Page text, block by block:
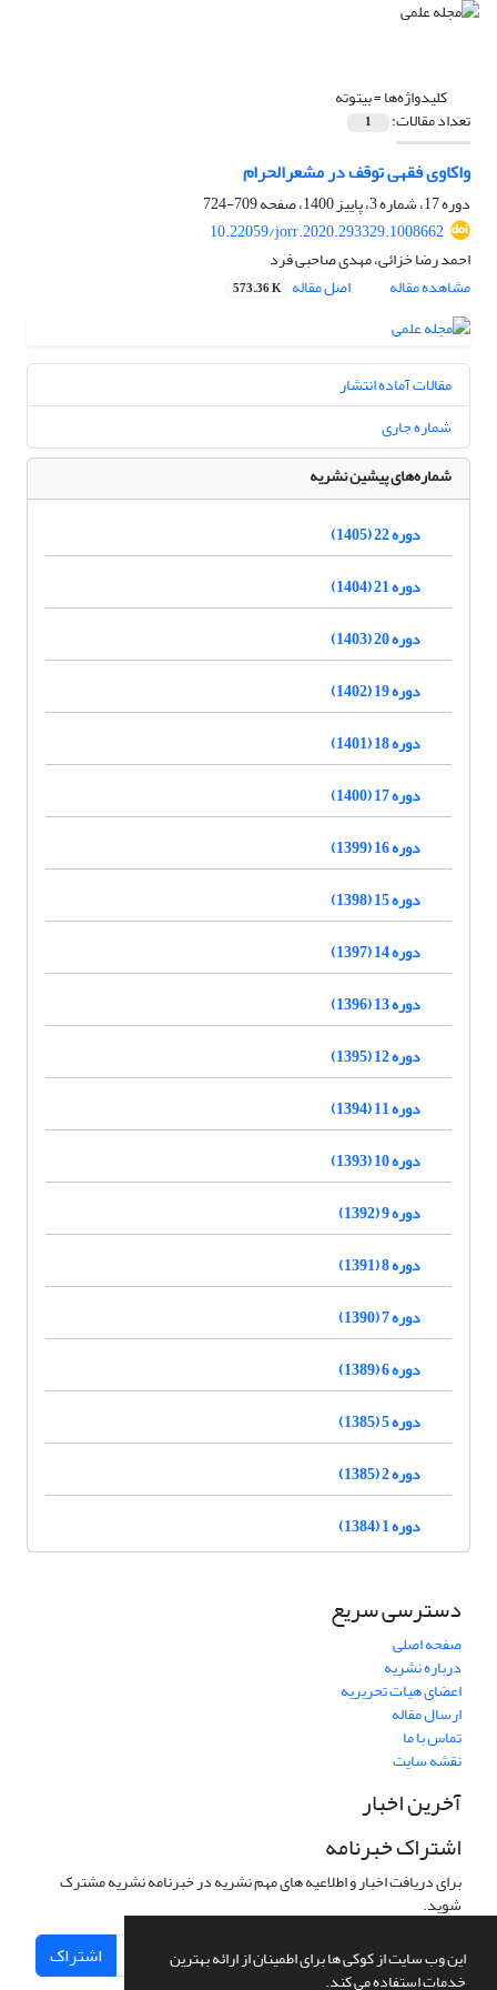
این وب سایت از کوکی ها برای اطمینان از ارائه بهترین
خدمات استفاده می کند.
کلیدواژه‌ها =بیتوته
تعداد مقالات: 1
واکاوی فقهی توقف در مشعرالحرام
دوره 17، شماره 3، پاییز 1400، صفحه
709-724
10.22059/jorr.2020.293329.1008662
احمد رضا خزائی، مهدی صاحبی فرد
مشاهده مقاله
اصل مقاله 573.36 K
مقالات آماده انتشار
شماره جاری
شماره‌های پیشین نشریه
دوره 22 (1405)
دوره 21 (1404)
دوره 20 (1403)
دوره 19 (1402)
دوره 18 (1401)
دوره 17 (1400)
دوره 16 (1399)
دوره 15 (1398)
دوره 14 (1397)
دوره 13 (1396)
دوره 12 (1395)
دوره 11 (1394)
دوره 10 (1393)
دوره 9 (1392)
دوره 8 (1391)
دوره 7 (1390)
دوره 6 (1389)
دوره 5 (1385)
دوره 2 (1385)
دوره 1 (1384)
دسترسی سریع
صفحه اصلی
درباره نشریه
اعضای هیات تحریریه
ارسال مقاله
تماس با ما
نقشه سایت
آخرین اخبار
اشتراک خبرنامه
برای دریافت اخبار و اطلاعیه های مهم نشریه در خبرنامه نشریه مشترک
شوید.
اشتراک